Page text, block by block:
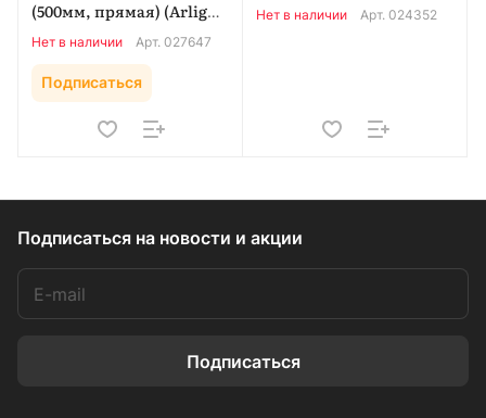
(500мм, прямая) (Arlight,
-) 027647
Нет в наличии Арт. 027647
Подписаться
Открытый) 024352
Нет в наличии Арт. 024352
Подписаться на новости и акции
Подписаться